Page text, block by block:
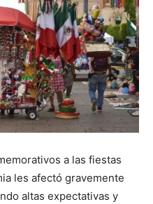
a las fiestas
les afectó gravemente
altas expectativas y